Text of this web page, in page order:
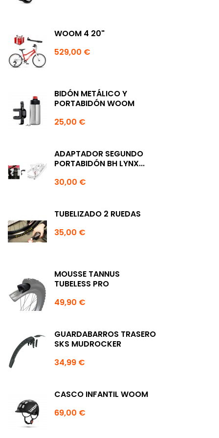
WOOM 4 20"
529,00 €
BIDÓN METÁLICO Y
PORTABIDÓN WOOM
25,00 €
ADAPTADOR SEGUNDO
PORTABIDÓN BH LYNX...
30,00 €
TUBELIZADO 2 RUEDAS
35,00 €
MOUSSE TANNUS
TUBELESS PRO
49,90 €
GUARDABARROS TRASERO
SKS MUDROCKER
34,99 €
CASCO INFANTIL WOOM
69,00 €